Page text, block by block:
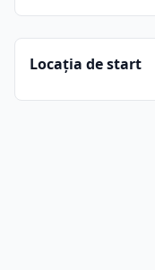
Locația de start